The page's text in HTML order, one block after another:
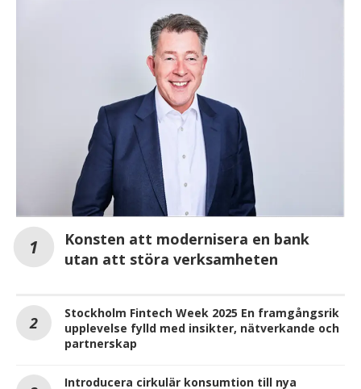
Konsten att modernisera en bank
utan att störa verksamheten
Stockholm Fintech Week 2025 En framgångsrik
upplevelse fylld med insikter, nätverkande och
partnerskap
Introducera cirkulär konsumtion till nya